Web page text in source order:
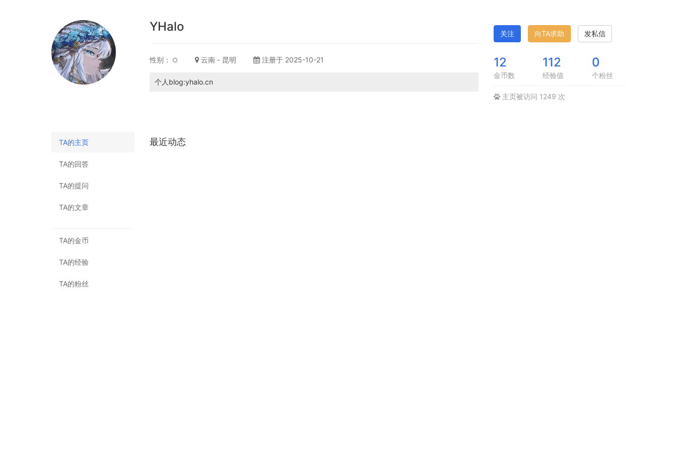
YHalo
性别： 云南 - 昆明 注册于 2025-10-21
个人blog:yhalo.cn
关注 向TA求助 发私信
12
金币数
112
经验值
0
个粉丝
主页被访问 1249 次
TA的主页
TA的回答
TA的提问
TA的文章
TA的金币
TA的经验
TA的粉丝
最近动态